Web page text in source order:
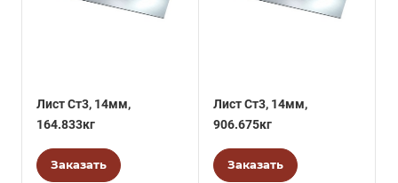
Лист Ст3, 14мм,
164.833кг
Заказать
Лист Ст3, 14мм,
906.675кг
Заказать